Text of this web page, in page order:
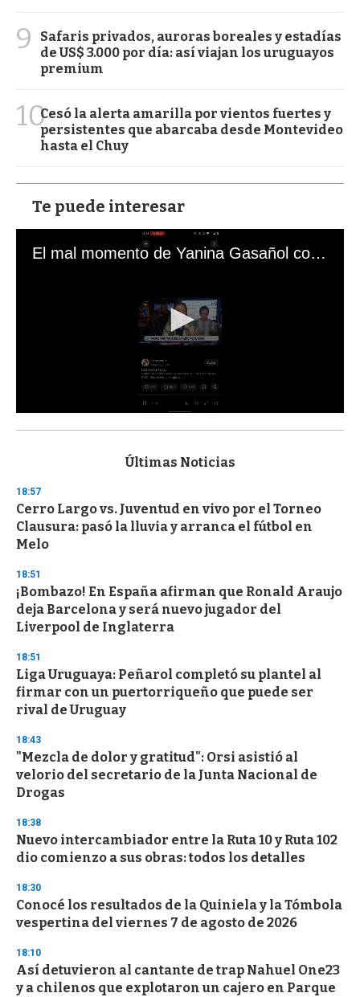
9
Safaris privados, auroras boreales y estadías
de US$ 3.000 por día: así viajan los uruguayos
premium
10Cesó la alerta amarilla por vientos fuertes y
persistentes que abarcaba desde Montevideo
hasta el Chuy
Te puede interesar
El mal momento de Yanina Gasañol con un hincha argentino en "Subrayado"
s
d
s
o
f
3
s
e
c
o
n
Últimas Noticias
18:57
Cerro Largo vs. Juventud en vivo por el Torneo
Clausura: pasó la lluvia y arranca el fútbol en
Melo
18:51
¡Bombazo! En España afirman que Ronald Araujo
deja Barcelona y será nuevo jugador del
Liverpool de Inglaterra
18:51
Liga Uruguaya: Peñarol completó su plantel al
firmar con un puertorriqueño que puede ser
rival de Uruguay
18:43
"Mezcla de dolor y gratitud": Orsi asistió al
velorio del secretario de la Junta Nacional de
Drogas
18:38
Nuevo intercambiador entre la Ruta 10 y Ruta 102
dio comienzo a sus obras: todos los detalles
18:30
Conocé los resultados de la Quiniela y la Tómbola
vespertina del viernes 7 de agosto de 2026
18:10
Así detuvieron al cantante de trap Nahuel One23
y a chilenos que explotaron un cajero en Parque